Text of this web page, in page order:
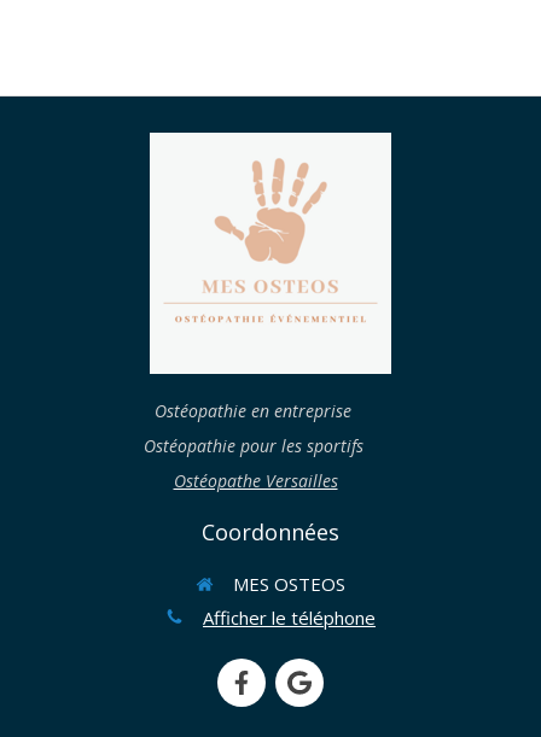
Ostéopathie en entreprise
Ostéopathie pour les sportifs
Ostéopathe Versailles
Coordonnées
MES OSTEOS
Afficher le téléphone